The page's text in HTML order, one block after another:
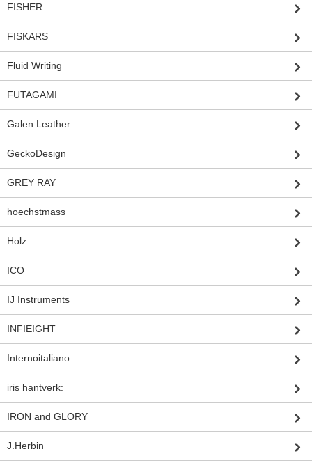
FISHER
FISKARS
Fluid Writing
FUTAGAMI
Galen Leather
GeckoDesign
GREY RAY
hoechstmass
Holz
ICO
IJ Instruments
INFIEIGHT
Internoitaliano
iris hantverk:
IRON and GLORY
J.Herbin